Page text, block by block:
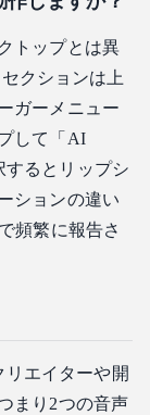
トップとは異
クションは上
ガーメニュー
して「AI
するとリップシ
ションの違い
頻繁に報告さ
エイターや開
まり2つの音声